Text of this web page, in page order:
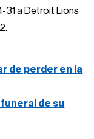
31 a Detroit Lions
de perder en la
de su